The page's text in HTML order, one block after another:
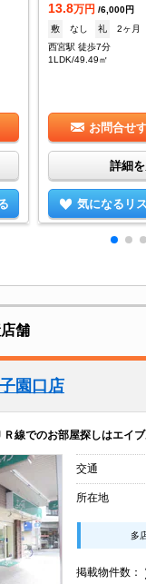
13.8万円 /6,000円
敷
なし 礼
2ヶ月
西宮駅 徒歩7分
1LDK/49.49㎡
お問合せ
詳細
気になるリ
舗
園口店
Ｒ線でのお部屋探しはエイ
交通
所在地
多
掲載物件数：